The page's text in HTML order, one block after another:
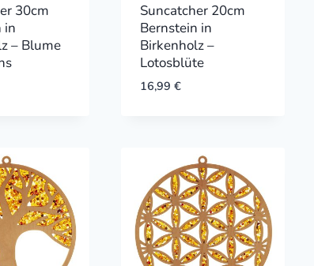
30cm
in
– Blume
Suncatcher 20cm
Bernstein in
Birkenholz –
Lotosblüte
16,99€